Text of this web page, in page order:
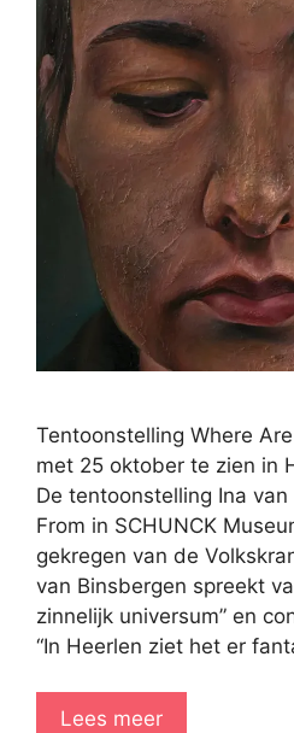
Tentoonstelling Where
met 25 oktober te zien in
De tentoonstelling Ina van
From in SCHUNCK
gekregen van de
van Binsbergen spreekt
zinnelijk universum” en
“In Heerlen ziet het er
Lees meer